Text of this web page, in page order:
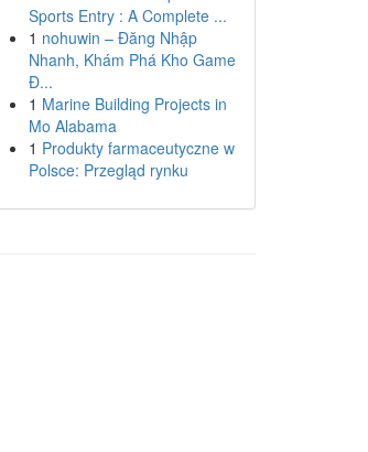
Sports Entry : A Complete ...
1 nohuwin – Đăng Nhập
Nhanh, Khám Phá Kho Game
Đ...
1 Marine Building Projects in
Mo Alabama
1 Produkty farmaceutyczne w
Polsce: Przegląd rynku